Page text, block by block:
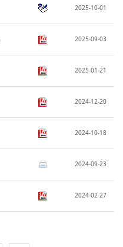
2025-10-01
2025-09-03
2025-01-21
2024-12-20
2024-10-18
2024-09-23
2024-02-27